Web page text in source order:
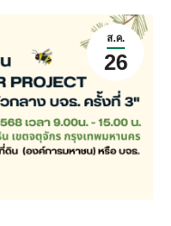
ส.ค.
26